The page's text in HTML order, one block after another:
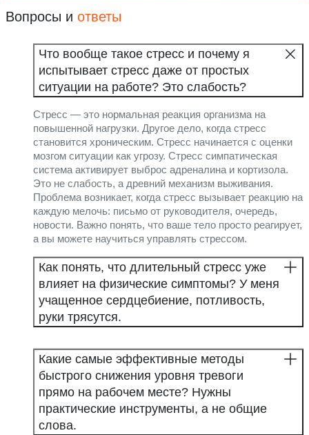
Вопросы и ответы
Что вообще такое стресс и почему я
испытывает стресс даже от простых
ситуации на работе? Это слабость?
Стресс — это нормальная реакция организма на
повышенной нагрузки. Другое дело, когда стресс
становится хроническим. Стресс начинается с оценки
мозгом ситуации как угрозу. Стресс симпатическая
система активирует выброс адреналина и кортизола.
Это не слабость, а древний механизм выживания.
Проблема возникает, когда стресс вызывает реакцию на
каждую мелочь: письмо от руководителя, очередь,
новости. Важно понять, что ваше тело просто реагирует,
а вы можете научиться управлять стрессом.
Как понять, что длительный стресс уже
влияет на физические симптомы? У меня
учащенное сердцебиение, потливость,
руки трясутся.
Какие самые эффективные методы
быстрого снижения уровня тревоги
прямо на рабочем месте? Нужны
практические инструменты, а не общие
слова.